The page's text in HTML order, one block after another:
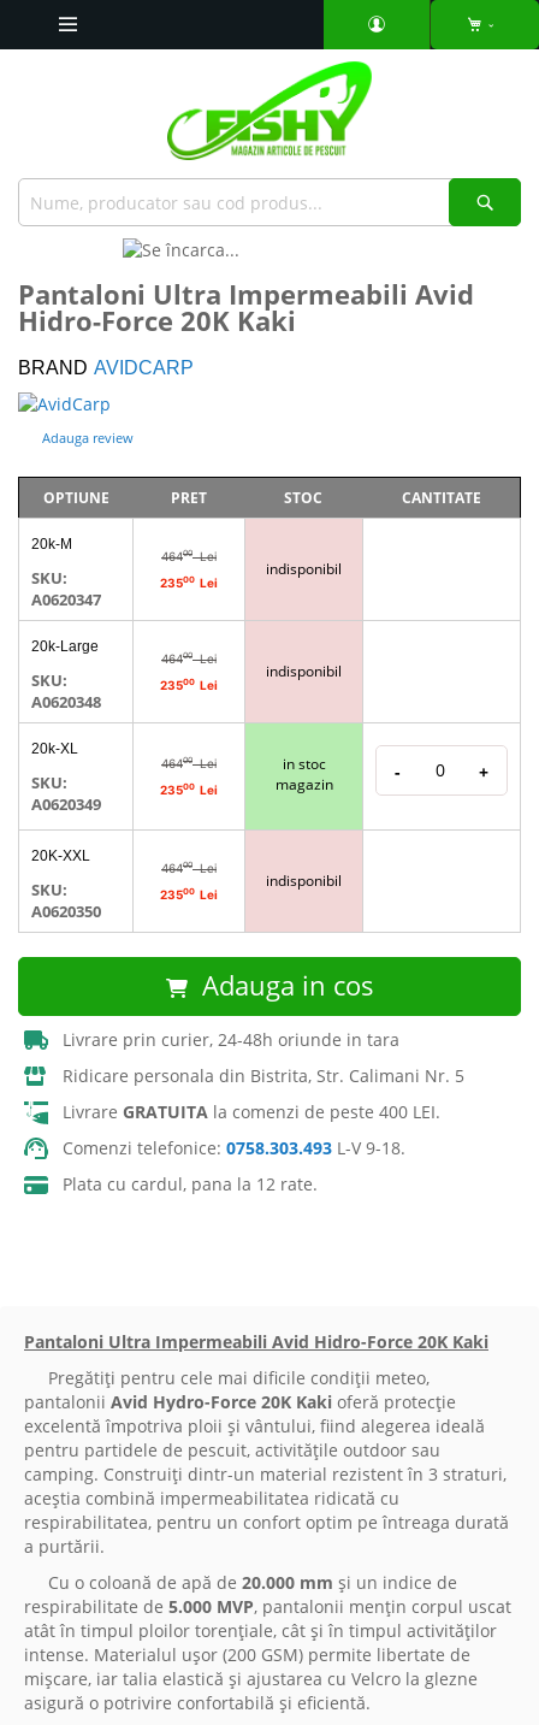
the
end
the
images
gallery
to
the
of
the
images
gallery
Pantaloni Ultra Impermeabili Avid
Hidro-Force 20K Kaki
BRAND AVIDCARP
Adauga review
produs
grupate
OPTIUNE PRET STOC CANTITATE
20k-M
SKU:
A0620347
46400Lei
23500 Lei
indisponibil
20k-Large
SKU:
A0620348
46400Lei
23500 Lei
indisponibil
20k-XL
SKU:
A0620349
46400Lei
23500 Lei
in stoc
magazin
- +
20K-XXL
SKU:
A0620350
46400Lei
23500 Lei
indisponibil
Adauga in cos
Livrare prin curier, 24-48h oriunde in tara
Ridicare personala din Bistrita, Str. Calimani Nr. 5
Livrare GRATUITA la comenzi de peste 400 LEI.
Comenzi telefonice: 0758.303.493 L-V 9-18.
Plata cu cardul, pana la 12 rate.
Pantaloni Ultra Impermeabili Avid Hidro-Force 20K Kaki
Pregătiți pentru cele mai dificile condiții meteo,
pantalonii Avid Hydro-Force 20K Kaki oferă protecție
excelentă împotriva ploii și vântului, fiind alegerea ideală
pentru partidele de pescuit, activitățile outdoor sau
camping. Construiți dintr-un material rezistent în 3 straturi,
aceștia combină impermeabilitatea ridicată cu
respirabilitatea, pentru un confort optim pe întreaga durată
a purtării.
Cu o coloană de apă de 20.000 mm și un indice de
respirabilitate de 5.000 MVP, pantalonii mențin corpul uscat
atât în timpul ploilor torențiale, cât și în timpul activităților
intense. Materialul ușor (200 GSM) permite libertate de
mișcare, iar talia elastică și ajustarea cu Velcro la glezne
asigură o potrivire confortabilă și eficientă.